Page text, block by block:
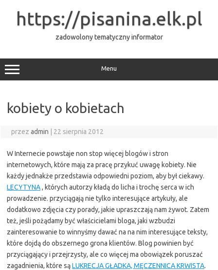
https://pisanina.elk.pl
zadowolony tematyczny informator
Menu
kobiety o kobietach
przez admin 22 sierpnia 2012
W Internecie powstaje non stop więcej blogów i stron
internetowych, które mają za pracę przykuć uwagę kobiety. Nie
każdy jednakże przedstawia odpowiedni poziom, aby był ciekawy.
LECYTYNA, których autorzy kładą do licha i trochę serca w ich
prowadzenie. przyciągają nie tylko interesujące artykuły, ale
dodatkowo zdjęcia czy porady, jakie upraszczają nam żywot. Zatem
też, jeśli pożądamy być właścicielami bloga, jaki wzbudzi
zainteresowanie to winnyśmy dawać na na nim interesujące teksty,
które dojdą do obszernego grona klientów. Blog powinien być
przyciągający i przejrzysty, ale co więcej ma obowiązek poruszać
zagadnienia, które sąLUKRECJA GŁADKA, MĘCZENNICA KRWISTA.